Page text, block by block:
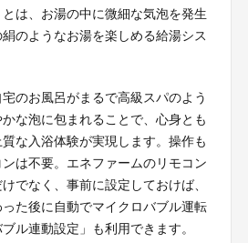
は、お湯の中に微細な気泡を発生
のようなお湯を楽しめる給湯シス
のお風呂がまるで高級スパのよう
な泡に包まれることで、心身とも
な入浴体験が実現します。操作も
は不要。エネファームのリモコン
でなく、事前に設定しておけば、
た後に自動でマイクロバブル運転
ル連動設定」も利用できます。